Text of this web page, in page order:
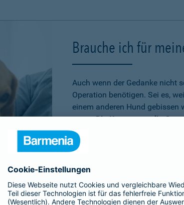
Brauche ich für
Auch wenn der Gedanke nicht
Operation benötigen. Sei es,
einem anderen Hund gebissen
muss.Die Kosten, um die
schnell auf mehrere tausend
absichern möchten, ist die
schon älter ist,
bei der
versichern. Über den 10.
Übrigens:Wenn Ihr Hund